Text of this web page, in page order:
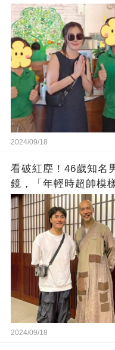
2024/09/18
看破紅塵！46歲知名
鏡，「年輕時超帥模
2024/09/18